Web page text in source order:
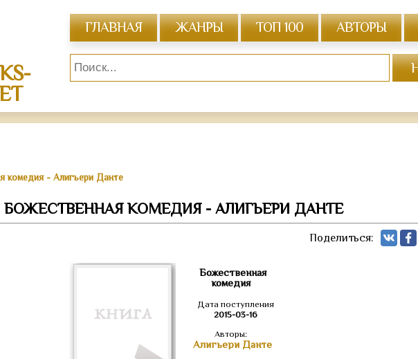
ГЛАВНАЯ ЖАНРЫ ТОП 100 АВТОРЫ
комедия - Алигьери Данте
БОЖЕСТВЕННАЯ КОМЕДИЯ - АЛИГЬЕРИ ДАНТЕ
Поделиться:
Божественная
комедия
Дата поступления
2015-03-16
Авторы:
Алигьери Данте